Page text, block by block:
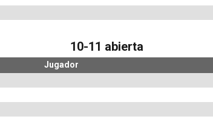
10-11 abierta
Jugador